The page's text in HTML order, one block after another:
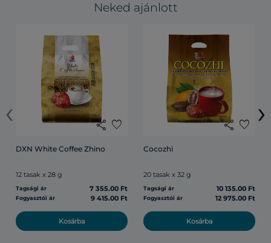
Neked ajánlott
share favorite
DXN White Coffee Zhino
12 tasak x 28 g
Tagsági ár 7 355.00 Ft
Fogyasztói ár 9 415.00 Ft
Kosárba
share favorite
Cocozhi
20 tasak x 32 g
Tagsági ár 10 135.00 Ft
Fogyasztói ár 12 975.00 Ft
Kosárba
‹ ›